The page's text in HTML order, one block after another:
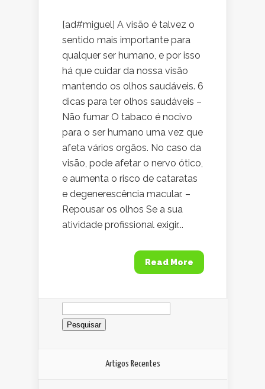
[ad#miguel] A visão é talvez o
sentido mais importante para
qualquer ser humano, e por isso
há que cuidar da nossa visão
mantendo os olhos saudáveis. 6
dicas para ter olhos saudáveis –
Não fumar O tabaco é nocivo
para o ser humano uma vez que
afeta vários orgãos. No caso da
visão, pode afetar o nervo ótico,
e aumenta o risco de cataratas
e degenerescência macular. –
Repousar os olhos Se a sua
atividade profissional exigir...
Read More
Pesquisar
por:
Artigos Recentes